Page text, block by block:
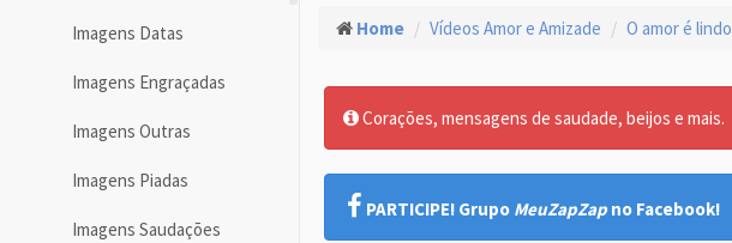
Imagens Datas
Imagens Engraçadas
Imagens Outras
Imagens Piadas
Imagens Saudações
Home Vídeos Amor e Amizade O amor é lindo
Corações, mensagens de saudade, beijos e mais.
PARTICIPE! Grupo MeuZapZap no Facebook!